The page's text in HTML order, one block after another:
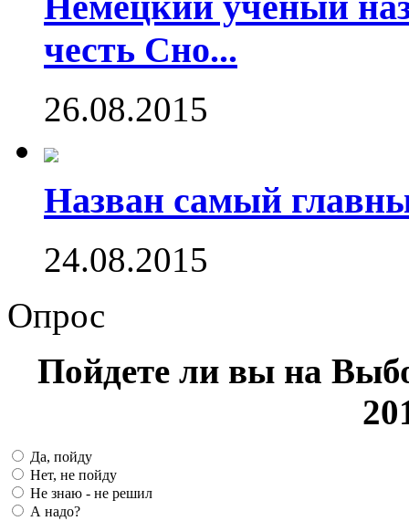
честь Сно...
26.08.2015
Назван самый
24.08.2015
Опрос
Пойдете ли вы на
Да, пойду
Нет, не пойду
Не знаю - не решил
А надо?